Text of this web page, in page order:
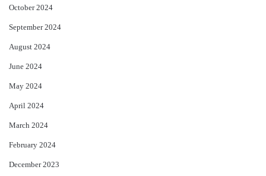
October 2024
September 2024
August 2024
June 2024
May 2024
April 2024
March 2024
February 2024
December 2023